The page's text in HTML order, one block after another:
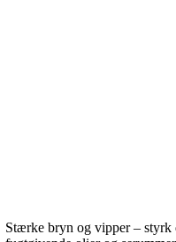
Stærke bryn og vipper – styrk